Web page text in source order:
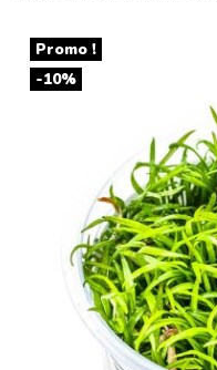
Promo !
-10%